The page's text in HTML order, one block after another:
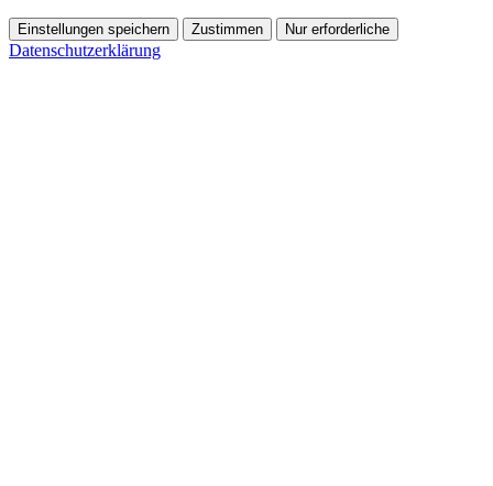
Einstellungen speichern Zustimmen Nur erforderliche
Datenschutzerklärung